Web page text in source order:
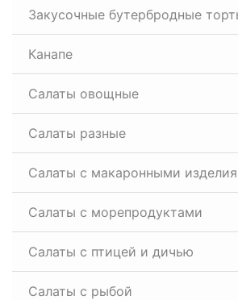
Закусочные бутербродные
Канапе
Салаты овощные
Салаты разные
Салаты с макаронными
Салаты с морепродуктами
Салаты с птицей и дичью
Салаты с рыбой